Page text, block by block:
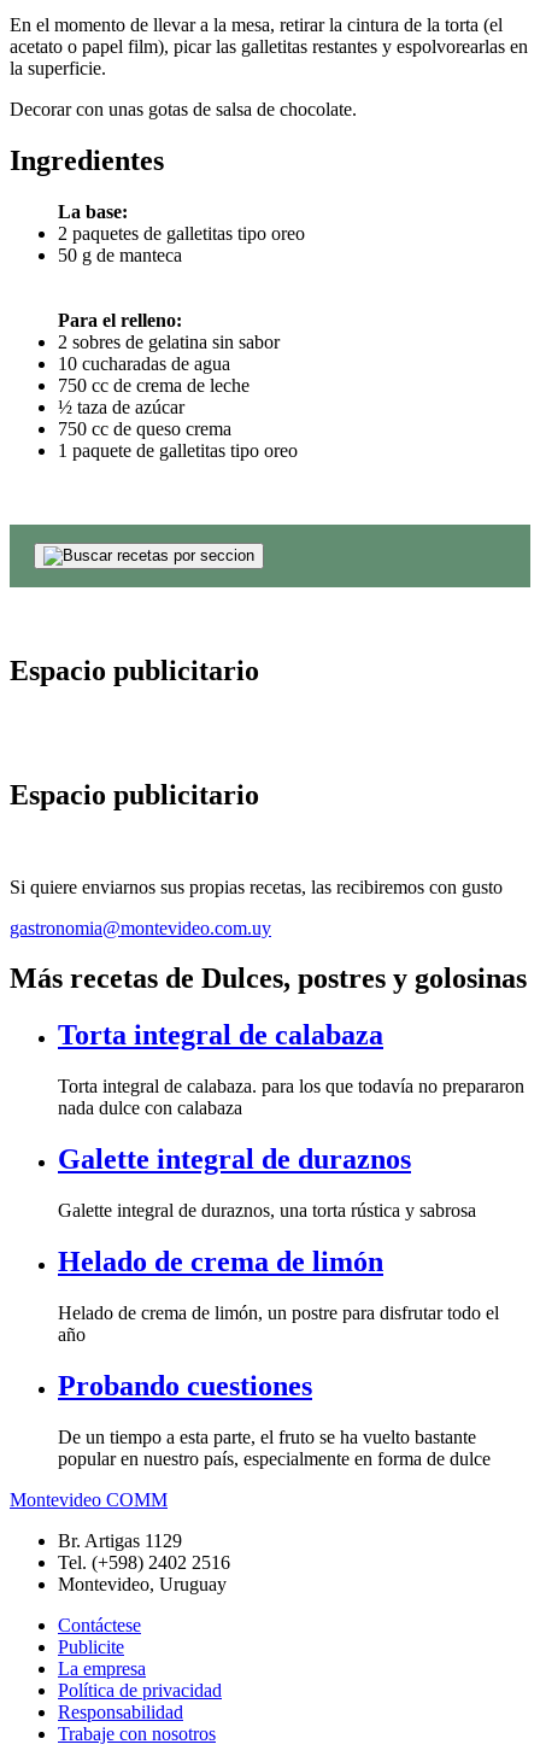
En el momento de llevar a la mesa, retirar la cintura de la torta (el
acetato o papel film), picar las galletitas restantes y espolvorearlas en
la superficie.
Decorar con unas gotas de salsa de chocolate.
Ingredientes
La base:
2 paquetes de galletitas tipo oreo
50 g de manteca
Para el relleno:
2 sobres de gelatina sin sabor
10 cucharadas de agua
750 cc de crema de leche
½ taza de azúcar
750 cc de queso crema
1 paquete de galletitas tipo oreo
Espacio publicitario
Espacio publicitario
Si quiere enviarnos sus propias recetas, las recibiremos con gusto
gastronomia@montevideo.com.uy
Más recetas de Dulces, postres y golosinas
Torta integral de calabaza
Torta integral de calabaza. para los que todavía no prepararon
nada dulce con calabaza
Galette integral de duraznos
Galette integral de duraznos, una torta rústica y sabrosa
Helado de crema de limón
Helado de crema de limón, un postre para disfrutar todo el
año
Probando cuestiones
De un tiempo a esta parte, el fruto se ha vuelto bastante
popular en nuestro país, especialmente en forma de dulce
Montevideo COMM
Br. Artigas 1129
Tel. (+598) 2402 2516
Montevideo, Uruguay
Contáctese
Publicite
La empresa
Política de privacidad
Responsabilidad
Trabaje con nosotros